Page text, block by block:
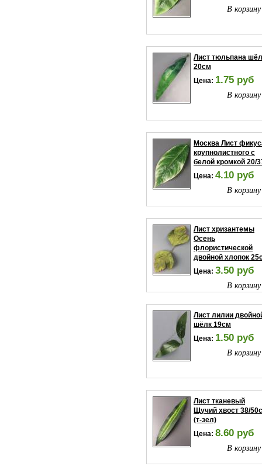
В
Лист тюльпана
20см
Цена: 1.75 руб
В
Москва Лист
крупнолистного с
белой кромкой 20/
Цена: 4.10 руб
В
Лист хризантемы
Осень
флористической
двойной хлопок
Цена: 3.50 руб
В
Лист лилии
шёлк 19см
Цена: 1.50 руб
В
Лист тканевый
Щучий хвост 38/
(т-зел)
Цена: 8.60 руб
В